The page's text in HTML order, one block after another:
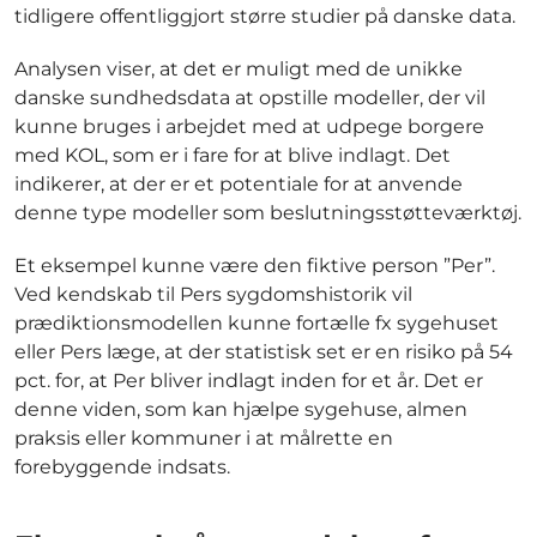
tidligere offentliggjort større studier på danske data.
Analysen viser, at det er muligt med de unikke
danske sundhedsdata at opstille modeller, der vil
kunne bruges i arbejdet med at udpege borgere
med KOL, som er i fare for at blive indlagt. Det
indikerer, at der er et potentiale for at anvende
denne type modeller som beslutningsstøtteværktøj.
Et eksempel kunne være den fiktive person ”Per”.
Ved kendskab til Pers sygdomshistorik vil
prædiktionsmodellen kunne fortælle fx sygehuset
eller Pers læge, at der statistisk set er en risiko på 54
pct. for, at Per bliver indlagt inden for et år. Det er
denne viden, som kan hjælpe sygehuse, almen
praksis eller kommuner i at målrette en
forebyggende indsats.